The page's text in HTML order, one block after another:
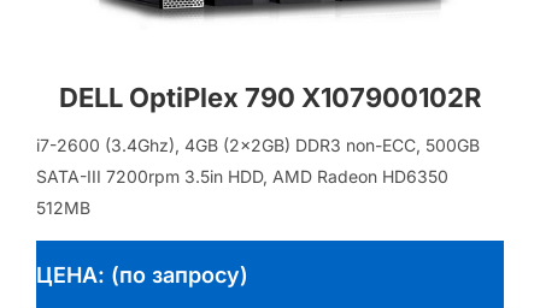
DELL OptiPlex 790 X107900102R
i7-2600 (3.4Ghz), 4GB (2x2GB) DDR3 non-ECC, 500GB
SATA-III 7200rpm 3.5in HDD, AMD Radeon HD6350
512MB
ЦЕНА: (по запросу)